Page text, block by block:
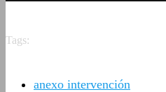
Tags:
anexo intervención